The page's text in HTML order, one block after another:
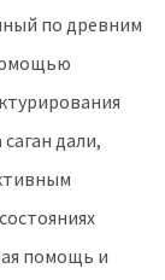
по древним
дали,
помощь и